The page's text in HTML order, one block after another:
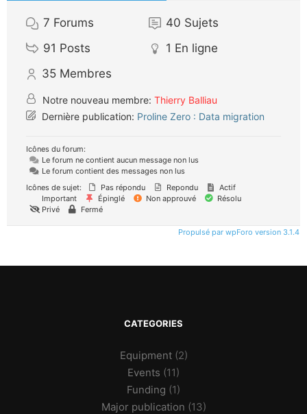
7 Forums 40 Sujets
91 Posts 1 En ligne
35 Membres
Notre nouveau membre: Thierry Balliau
Dernière publication: Proline Zero : Data migration
Icônes du forum:
Le forum ne contient aucun message non lus
Le forum contient des messages non lus
Icônes de sujet:
Pas répondu Repondu
Actif
Important
Épinglé Non approuvé
Résolu
Privé
Fermé
Propulsé par wpForo version 3.1.4
CATEGORIES
Equipment(2)
Events (11)
Funding (1)
Major publication (13)